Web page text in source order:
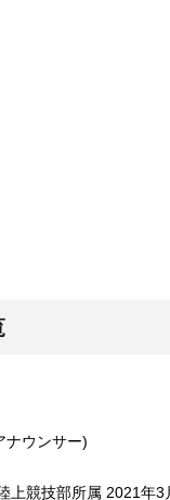
ナウンサー)
上競技部所属 2021年3